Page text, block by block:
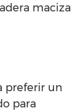
maciza
preferir un
para